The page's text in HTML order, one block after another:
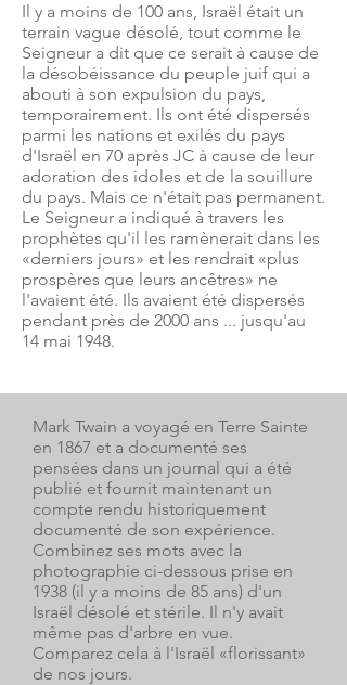
Il y a moins de 100 ans, Israël était un
terrain vague désolé, tout comme le
Seigneur a dit que ce serait à cause de
la désobéissance du peuple juif qui a
abouti à son expulsion du pays,
temporairement. Ils ont été dispersés
parmi les nations et exilés du pays
d'Israël en 70 après JC à cause de leur
adoration des idoles et de la souillure
du pays. Mais ce n'était pas permanent.
Le Seigneur a indiqué à travers les
prophètes qu'il les ramènerait dans les
«derniers jours» et les rendrait «plus
prospères que leurs ancêtres» ne
l'avaient été. Ils avaient été dispersés
pendant près de 2000 ans ... jusqu'au
14 mai 1948.
Mark Twain a voyagé en Terre Sainte
en 1867 et a documenté ses
pensées dans un journal qui a été
publié et fournit maintenant un
compte rendu historiquement
documenté de son expérience.
Combinez ses mots avec la
photographie ci-dessous prise en
1938 (il y a moins de 85 ans) d'un
Israël désolé et stérile. Il n'y avait
même pas d'arbre en vue.
Comparez cela à l'Israël «florissant»
de nos jours.